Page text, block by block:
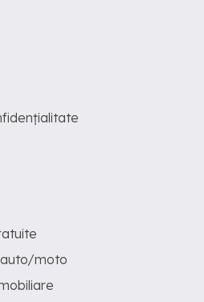
auto/moto